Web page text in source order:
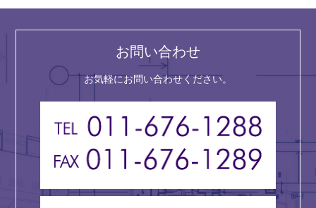
お問い合わせ
お気軽にお問い合わせください。